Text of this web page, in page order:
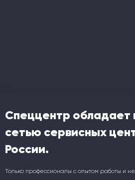
Спеццентр обладает
сетью сервисных
России.
Только профессионалы с опытом работы и